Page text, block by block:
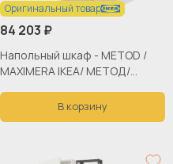
Оригинальный товар
84 203 ₽
Напольный шкаф - METOD /
MAXIMERA IKEA/ МЕТОД/
белый/серыйВ корзину